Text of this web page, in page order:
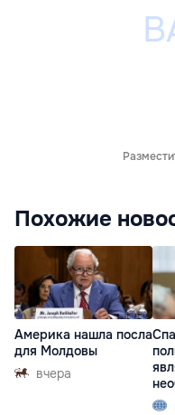
Похожие
Америка нашла посла
для Молдовы
вчера